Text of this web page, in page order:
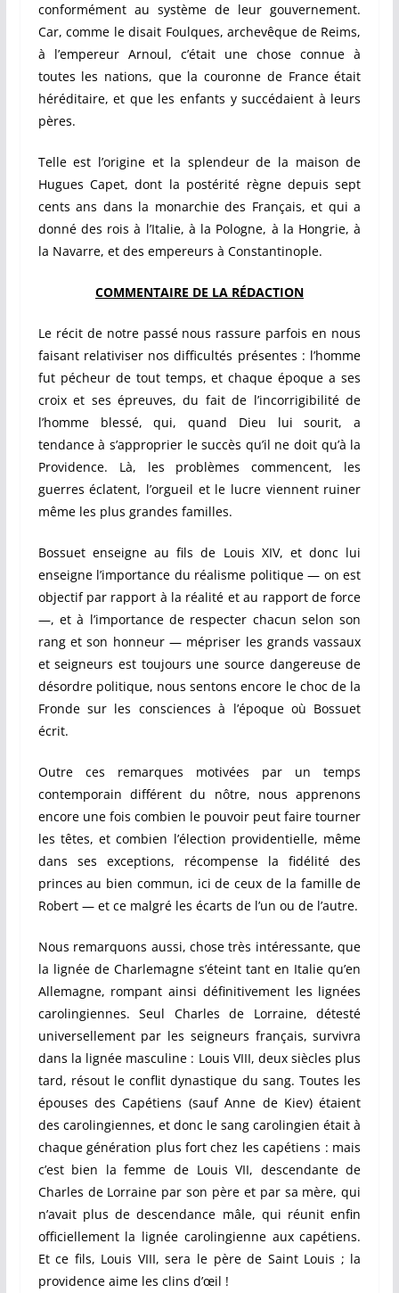
conformément au système de leur gouvernement.
Car, comme le disait Foulques, archevêque de Reims,
à l’empereur Arnoul, c’était une chose connue à
toutes les nations, que la couronne de France était
héréditaire, et que les enfants y succédaient à leurs
pères.
Telle est l’origine et la splendeur de la maison de
Hugues Capet, dont la postérité règne depuis sept
cents ans dans la monarchie des Français, et qui a
donné des rois à l’Italie, à la Pologne, à la Hongrie, à
la Navarre, et des empereurs à Constantinople.
COMMENTAIRE DE LA RÉDACTION
Le récit de notre passé nous rassure parfois en nous
faisant relativiser nos difficultés présentes : l’homme
fut pécheur de tout temps, et chaque époque a ses
croix et ses épreuves, du fait de l’incorrigibilité de
l’homme blessé, qui, quand Dieu lui sourit, a
tendance à s’approprier le succès qu’il ne doit qu’à la
Providence. Là, les problèmes commencent, les
guerres éclatent, l’orgueil et le lucre viennent ruiner
même les plus grandes familles.
Bossuet enseigne au fils de Louis XIV, et donc lui
enseigne l’importance du réalisme politique — on est
objectif par rapport à la réalité et au rapport de force
—, et à l’importance de respecter chacun selon son
rang et son honneur — mépriser les grands vassaux
et seigneurs est toujours une source dangereuse de
désordre politique, nous sentons encore le choc de la
Fronde sur les consciences à l’époque où Bossuet
écrit.
Outre ces remarques motivées par un temps
contemporain différent du nôtre, nous apprenons
encore une fois combien le pouvoir peut faire tourner
les têtes, et combien l’élection providentielle, même
dans ses exceptions, récompense la fidélité des
princes au bien commun, ici de ceux de la famille de
Robert — et ce malgré les écarts de l’un ou de l’autre.
Nous remarquons aussi, chose très intéressante, que
la lignée de Charlemagne s’éteint tant en Italie qu’en
Allemagne, rompant ainsi définitivement les lignées
carolingiennes. Seul Charles de Lorraine, détesté
universellement par les seigneurs français, survivra
dans la lignée masculine : Louis VIII, deux siècles plus
tard, résout le conflit dynastique du sang. Toutes les
épouses des Capétiens (sauf Anne de Kiev) étaient
des carolingiennes, et donc le sang carolingien était à
chaque génération plus fort chez les capétiens : mais
c’est bien la femme de Louis VII, descendante de
Charles de Lorraine par son père et par sa mère, qui
n’avait plus de descendance mâle, qui réunit enfin
officiellement la lignée carolingienne aux capétiens.
Et ce fils, Louis VIII, sera le père de Saint Louis ; la
providence aime les clins d’œil !